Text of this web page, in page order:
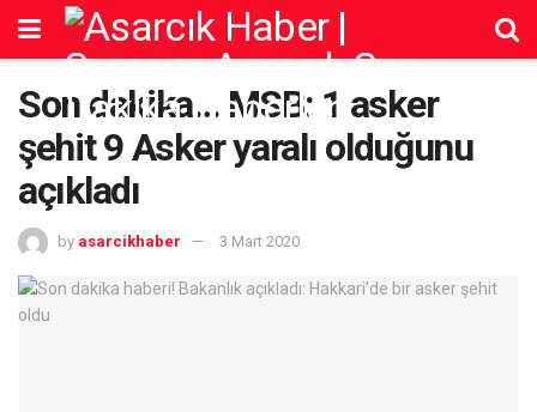
Son dakika… MSB: 1 asker
şehit 9 Asker yaralı olduğunu
açıkladı
by asarcikhaber 3 Mart 2020